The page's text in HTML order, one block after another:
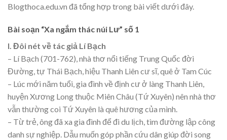
Blogthoca.edu.vn đã tổng hợp trong bài viết dưới đây.
Bài soạn “Xa ngắm thác núi Lư” số 1
I. Đôi nét về tác giả Lí Bạch
– Lí Bạch (701-762), nhà thơ nổi tiếng Trung Quốc đời
Đường, tự Thái Bạch, hiệu Thanh Liên cư sĩ, quê ở Tam Cúc
– Lúc mới năm tuổi, gia đình về định cư ở làng Thanh Liên,
huyện Xương Long thuộc Miên Châu (Tứ Xuyên) nên nhà thơ
vẫn thường coi Tứ Xuyên là quê hương của mình.
– Từ trẻ, ông đã xa gia đình để đi du lịch, tìm đường lập công
danh sự nghiệp. Dẫu muốn góp phần cứu dân giúp đời song